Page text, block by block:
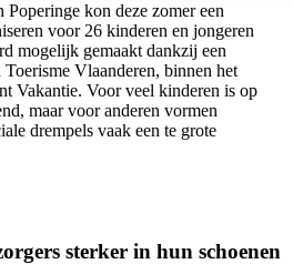
kon deze zomer een
voor 26 kinderen en jongeren
mogelijk gemaakt dankzij een
Vlaanderen, binnen het
Vakantie. Voor veel kinderen is op
maar voor anderen vormen
drempels vaak een te grote
sterker in hun schoenen